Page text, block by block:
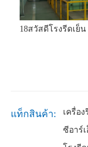
18สวัสดีโรงรีดเย็น
แท็กสินค้า: เครื่อ
ซีอาร์เ